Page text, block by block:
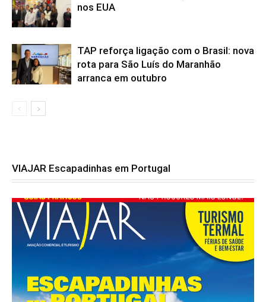
nos EUA
TAP reforça ligação com o Brasil: nova
rota para São Luís do Maranhão
arranca em outubro
VIAJAR Escapadinhas em Portugal